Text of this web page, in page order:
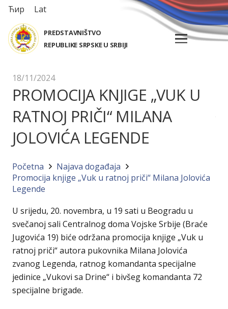
Ћир Lat
PREDSTAVNIŠTVO
REPUBLIKE SRPSKE U SRBIJI
18/11/2024
PROMOCIJA KNJIGE „VUK U
RATNOJ PRIČI“ MILANA
JOLOVIĆA LEGENDE
Početna
Najava događaja
Promocija knjige „Vuk u ratnoj priči“ Milana Jolovića
Legende
U srijedu, 20. novembra, u 19 sati u Beogradu u
svečanoj sali Centralnog doma Vojske Srbije (Braće
Jugovića 19) biće održana promocija knjige „Vuk u
ratnoj priči“ autora pukovnika Milana Jolovića
zvanog Legenda, ratnog komandanta specijalne
jedinice „Vukovi sa Drine“ i bivšeg komandanta 72
specijalne brigade.